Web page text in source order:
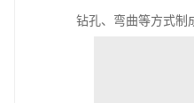
钻孔、弯曲等方式制